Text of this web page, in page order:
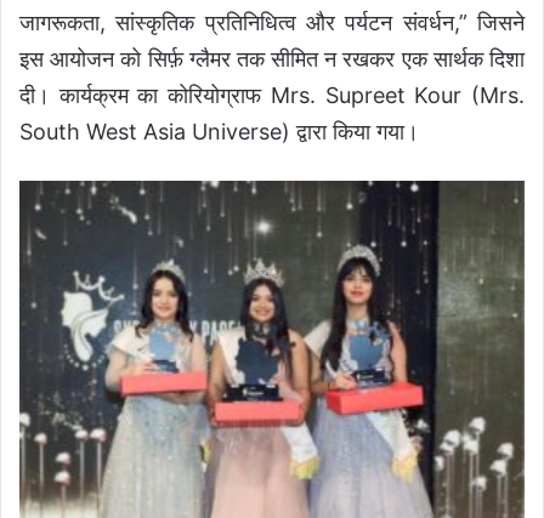
जागरूकता, सांस्कृतिक प्रतिनिधित्व और पर्यटन संवर्धन,” जिसने
इस आयोजन को सिर्फ़ ग्लैमर तक सीमित न रखकर एक सार्थक दिशा
दी। कार्यक्रम का कोरियोग्राफ Mrs. Supreet Kour (Mrs.
South West Asia Universe) द्वारा किया गया।